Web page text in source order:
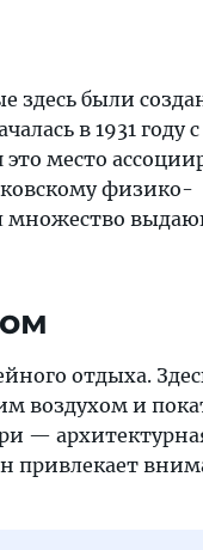
здесь были
в 1931 году с
место
физико-
множество
отдыха.
воздухом и
—
привлекает